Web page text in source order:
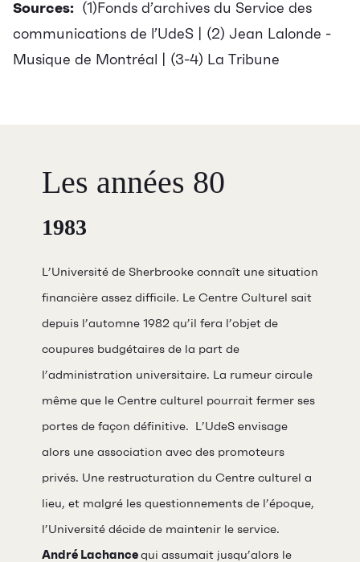
Sources: (1)Fonds d’archives du Service des
communications de l’UdeS | (2) Jean Lalonde -
Musique de Montréal | (3-4) La Tribune
Les années 80
1983
L’Université de Sherbrooke connaît une situation
financière assez difficile. Le Centre Culturel sait
depuis l’automne 1982 qu’il fera l’objet de
coupures budgétaires de la part de
l’administration universitaire. La rumeur circule
même que le Centre culturel pourrait fermer ses
portes de façon définitive. L’UdeS envisage
alors une association avec des promoteurs
privés. Une restructuration du Centre culturel a
lieu, et malgré les questionnements de l’époque,
l’Université décide de maintenir le service.
André Lachance qui assumait jusqu’alors le